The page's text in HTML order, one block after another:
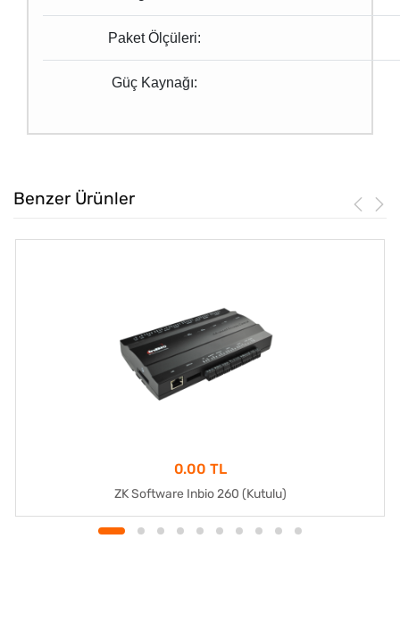
Paket Ölçüleri:
Güç Kaynağı:
Benzer Ürünler
0.00 TL
ZK Software Inbio 260 (Kutulu)